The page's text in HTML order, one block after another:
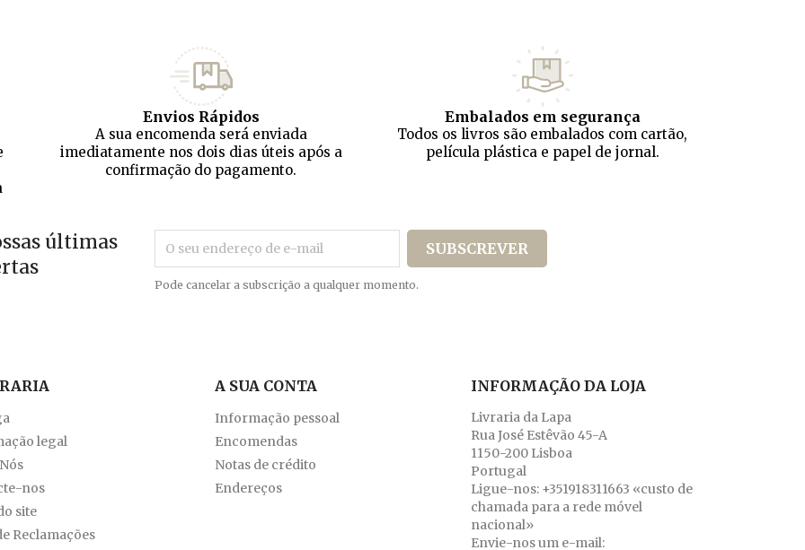
Envios Rápidos
A sua encomenda será enviada
imediatamente nos dois dias úteis após a
confirmação do pagamento.
Embalados em segurança
Todos os livros são embalados com cartão,
película plástica e papel de jornal.
últimas
Pode cancelar a subscrição a qualquer momento.
legal
nos
site
Reclamações
A SUA CONTA
Informação pessoal
Encomendas
Notas de crédito
Endereços
INFORMAÇÃO DA LOJA
Livraria da Lapa
Rua José Estêvão 45-A
1150-200 Lisboa
Portugal
Ligue-nos: +351918311663 «custo de
chamada para a rede móvel
nacional»
Envie-nos um e-mail: